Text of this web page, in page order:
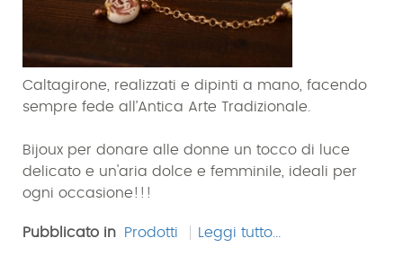
Caltagirone, realizzati e dipinti a mano, facendo
sempre fede all’Antica Arte Tradizionale.
Bijoux per donare alle donne un tocco di luce
delicato e un'aria dolce e femminile, ideali per
ogni occasione!!!
Pubblicato in Prodotti Leggi tutto...